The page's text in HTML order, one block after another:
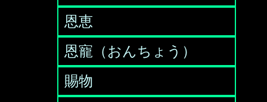
恩恵
恩寵（おんちょう）
賜物